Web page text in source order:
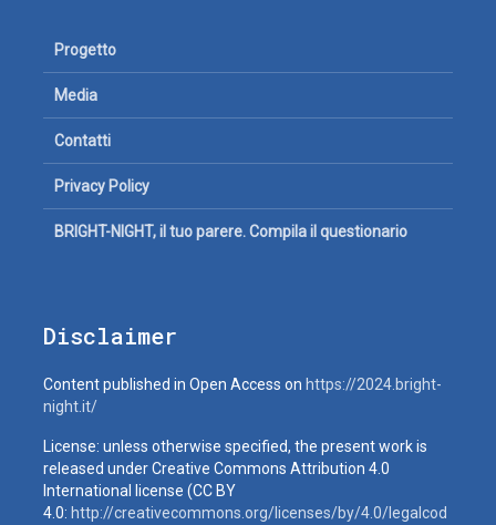
Progetto
Media
Contatti
Privacy Policy
BRIGHT-NIGHT, il tuo parere. Compila il questionario
Disclaimer
Content published in Open Access on https://2024.bright-
night.it/
License: unless otherwise specified, the present work is
released under Creative Commons Attribution 4.0
International license (CC BY
4.0: http://creativecommons.org/licenses/by/4.0/legalcod